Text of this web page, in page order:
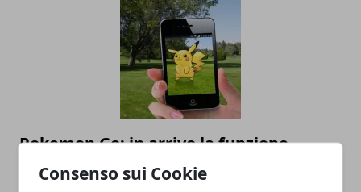
Consenso sui Cookie
Pokemon Go: in arrivo la funzione
Pokemon Dintorni